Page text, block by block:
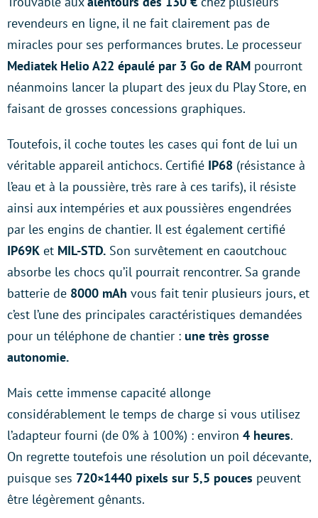
revendeurs en ligne, il ne fait clairement pas de
miracles pour ses performances brutes. Le processeur
Mediatek Helio A22 épaulé par 3 Go de RAM pourront
néanmoins lancer la plupart des jeux du Play Store, en
faisant de grosses concessions graphiques.
Toutefois, il coche toutes les cases qui font de lui un
véritable appareil antichocs. Certifié IP68 (résistance à
l’eau et à la poussière, très rare à ces tarifs), il résiste
ainsi aux intempéries et aux poussières engendrées
par les engins de chantier. Il est également certifié
IP69K et MIL-STD. Son survêtement en caoutchouc
absorbe les chocs qu’il pourrait rencontrer. Sa grande
batterie de 8000 mAh vous fait tenir plusieurs jours, et
c’est l’une des principales caractéristiques demandées
pour un téléphone de chantier : une très grosse
autonomie.
Mais cette immense capacité allonge
considérablement le temps de charge si vous utilisez
l’adapteur fourni (de 0% à 100%) : environ 4 heures.
On regrette toutefois une résolution un poil décevante,
puisque ses 720×1440 pixels sur 5,5 pouces peuvent
être légèrement gênants.